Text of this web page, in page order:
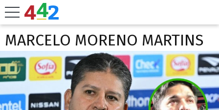
MARCELO MORENO MARTINS